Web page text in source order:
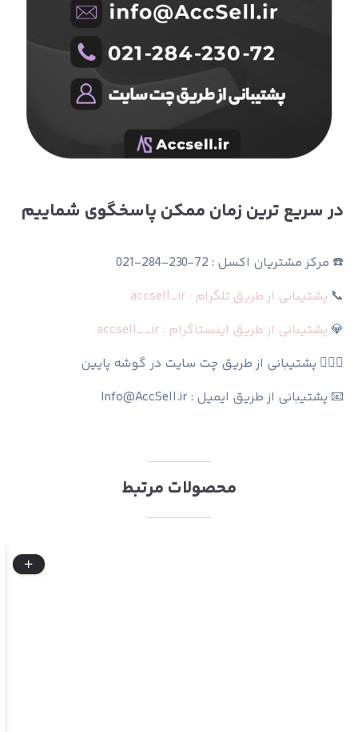
در سریع ترین زمان ممکن پاسخگوی شماییم
☎️ مرکز مشتریان اکسل : 72-230-284-021
📞 پشتیبانی از طریق تلگرام : accsell_ir
💎 پشتیبانی از طریق اینستاگرام : accsell__ir
🙆🏻‍♀️ پشتیبانی از طریق چت سایت در گوشه پایین
📧 پشتیبانی از طریق ایمیل : Info@AccSell.ir
محصولات مرتبط